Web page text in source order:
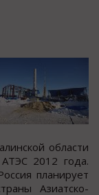
oблаcти
2012 года.
планирует
Азиатско-